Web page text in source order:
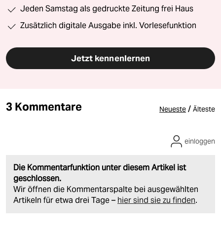
Jeden Samstag als gedruckte Zeitung frei Haus
Zusätzlich digitale Ausgabe inkl. Vorlesefunktion
Jetzt kennenlernen
3 Kommentare Neueste / Älteste
Die Kommentarfunktion unter diesem Artikel ist
geschlossen.
Wir öffnen die Kommentarspalte bei ausgewählten
Artikeln für etwa drei Tage – hier sind sie zu finden.
einloggen